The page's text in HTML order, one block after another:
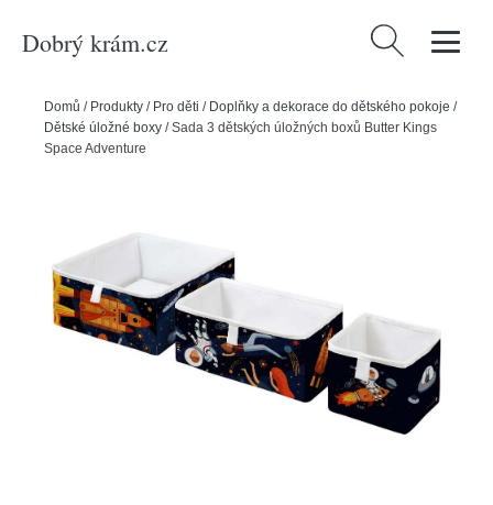
Dobrý krám.cz Vyhledávání
Domů / Produkty / Pro děti / Doplňky a dekorace do dětského pokoje /
Dětské úložné boxy /Sada 3 dětských úložných boxů Butter Kings
Space Adventure